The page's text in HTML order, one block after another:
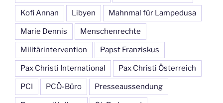
Kofi Annan Libyen Mahnmal für Lampedusa
Marie Dennis Menschenrechte
Militärintervention Papst Franziskus
Pax Christi International Pax Christi Österreich
PCI PCÖ-Büro Presseaussendung